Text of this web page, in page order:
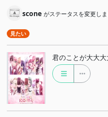
scone がステータスを変更し
見たい
君のことが大大